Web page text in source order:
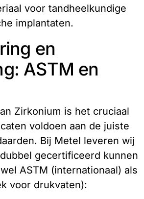
voor tandheelkundige
implantaten.
en
ASTM en
Zirkonium is het cruciaal
voldoen aan de juiste
Bij Metel leveren wij
gecertificeerd kunnen
ASTM (internationaal) als
voor drukvaten):